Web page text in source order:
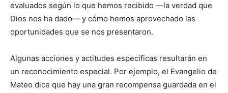
evaluados según lo que hemos recibido —la verdad que
Dios nos ha dado— y cómo hemos aprovechado las
oportunidades que se nos presentaron.
Algunas acciones y actitudes específicas resultarán en
un reconocimiento especial. Por ejemplo, el Evangelio de
Mateo dice que hay una gran recompensa guardada en el